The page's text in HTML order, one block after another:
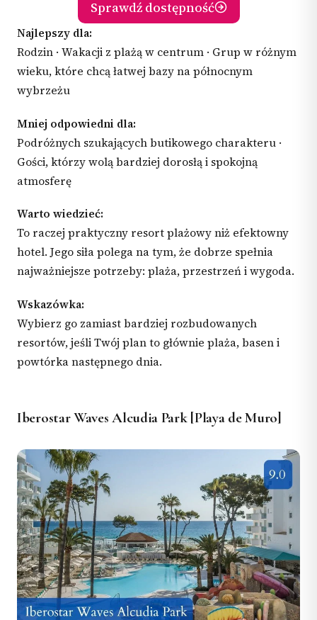
Sprawdź dostępność
Najlepszy dla:
Rodzin · Wakacji z plażą w centrum · Grup w różnym
wieku, które chcą łatwej bazy na północnym
wybrzeżu
Mniej odpowiedni dla:
Podróżnych szukających butikowego charakteru ·
Gości, którzy wolą bardziej dorosłą i spokojną
atmosferę
Warto wiedzieć:
To raczej praktyczny resort plażowy niż efektowny
hotel. Jego siła polega na tym, że dobrze spełnia
najważniejsze potrzeby: plaża, przestrzeń i wygoda.
Wskazówka:
Wybierz go zamiast bardziej rozbudowanych
resortów, jeśli Twój plan to głównie plaża, basen i
powtórka następnego dnia.
Iberostar Waves Alcudia Park [Playa de Muro]